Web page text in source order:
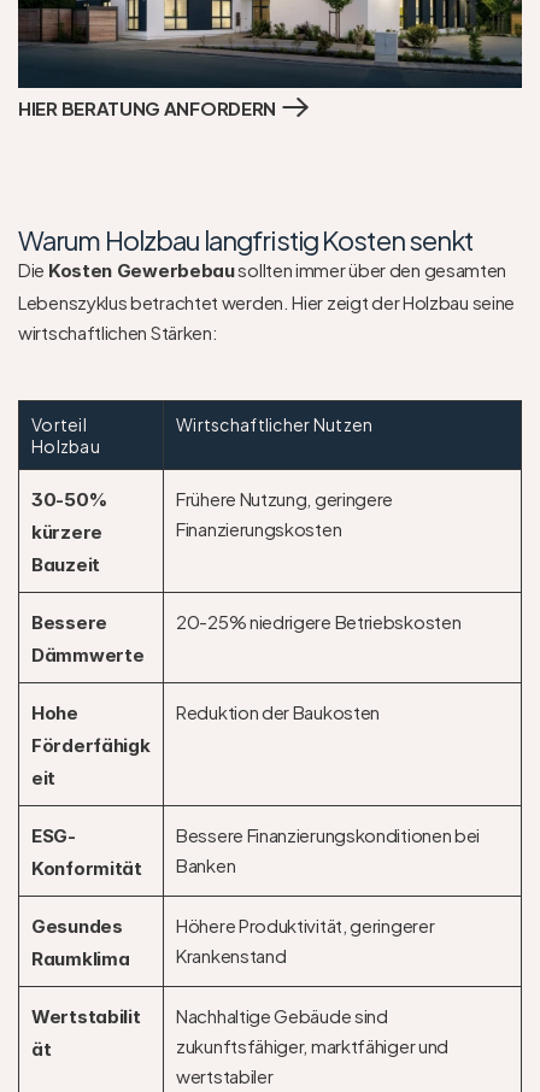
HIER BERATUNG ANFORDERN
Warum Holzbau langfristig Kosten senkt
Die Kosten Gewerbebau sollten immer über den gesamten
Lebenszyklus betrachtet werden. Hier zeigt der Holzbau seine
wirtschaftlichen Stärken:
Vorteil
Holzbau
Wirtschaftlicher Nutzen
30-50%
kürzere
Bauzeit
Frühere Nutzung, geringere
Finanzierungskosten
Bessere
Dämmwerte
20-25% niedrigere Betriebskosten
Hohe
Förderfähigk
eit
Reduktion der Baukosten
ESG-
Konformität
Bessere Finanzierungskonditionen bei
Banken
Gesundes
Raumklima
Höhere Produktivität, geringerer
Krankenstand
Wertstabilit
ät
Nachhaltige Gebäude sind
zukunftsfähiger, marktfähiger und
wertstabiler